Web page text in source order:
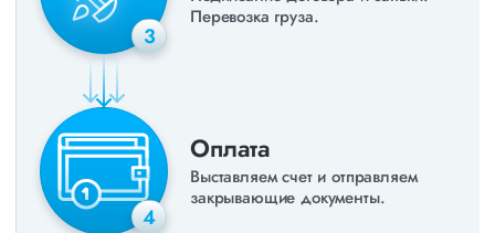
3
Перевозка груза.
4
Оплата
Выставляем счет и отправляем
закрывающие документы.